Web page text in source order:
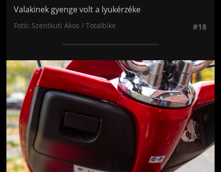
Valakinek gyenge volt a lyukérzéke
Fotó: Szentkuti Ákos / Totalbike #18
Jön még kép!